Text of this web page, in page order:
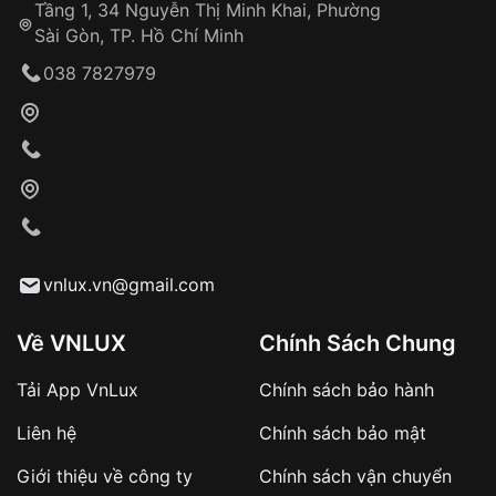
Khách hàng kiểm tra và thanh toán trực tiếp
Từ khóa SEO:
sản phẩm đặc biệt
Khách hàng cần
đặt cọc trước 10% giá trị đơn
hàng
trình sử dụng
Tầng 1, 34 Nguyễn Thị Minh Khai, Phường
Sài Gòn, TP. Hồ Chí Minh
038 7827979
vnlux.vn@gmail.com
Về VNLUX
Tải App VnLux
Liên hệ
Giới thiệu về công ty
Chính Sách Chung
Chính sách bảo hành
Chính sách bảo mật
Chính sách vận chuyển